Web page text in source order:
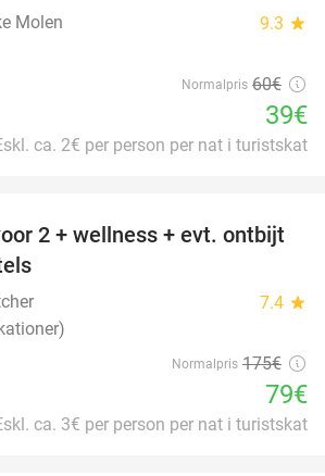
Molen 9.3 star
Normalpris 60€
39€
ca. 2€ per person per nat i turistskat
55%
2 + wellness + evt. ontbijt
7.4 star
Normalpris 175€
79€
ca. 3€ per person per nat i turistskat